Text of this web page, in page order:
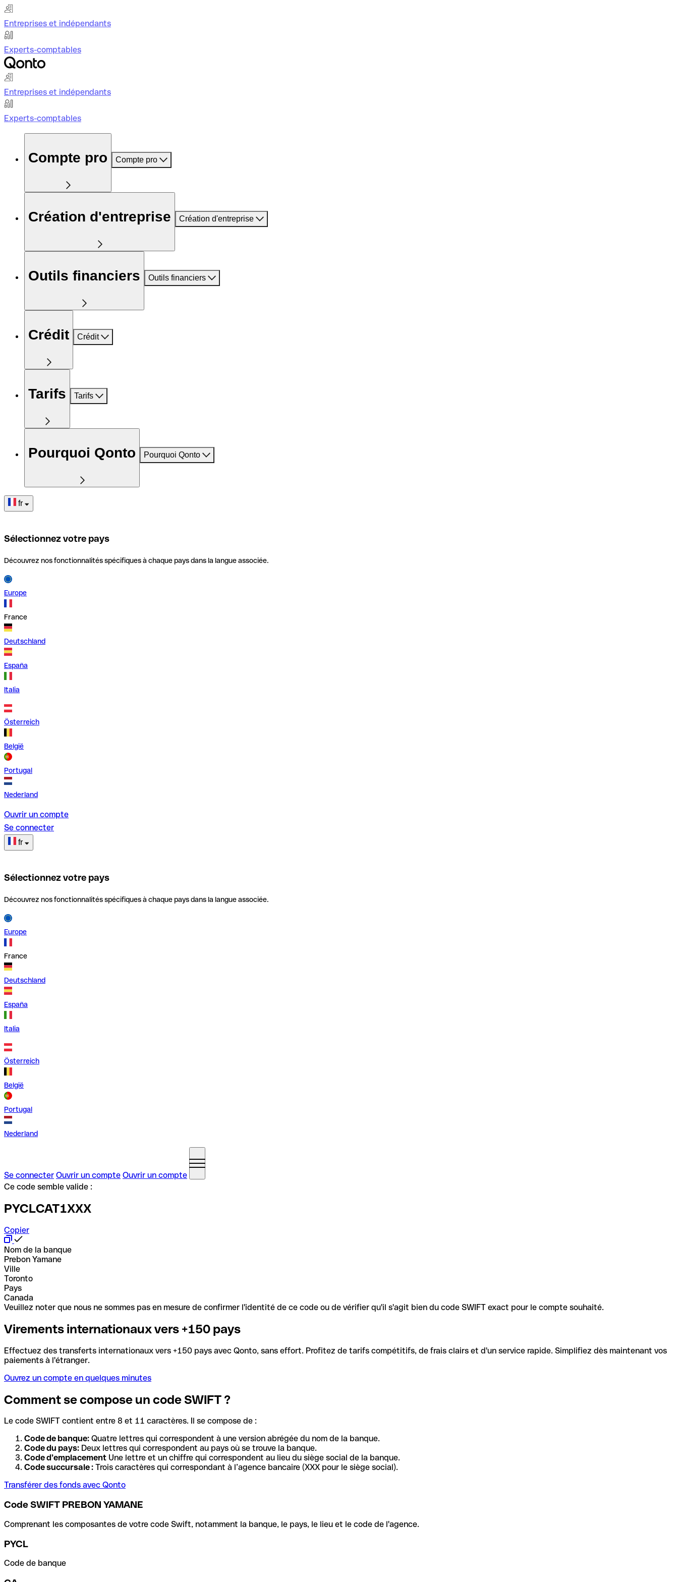
Entreprises et indépendants
Experts-comptables
Entreprises et indépendants
Experts-comptables
Compte pro Compte pro
Création d'entreprise Création d'entreprise
Outils financiers Outils financiers
Crédit Crédit
Tarifs Tarifs
Pourquoi Qonto Pourquoi Qonto
fr
Sélectionnez votre pays
Découvrez nos fonctionnalités spécifiques à chaque pays dans la langue associée.
Europe
France
Deutschland
España
Italia
Österreich
België
Portugal
Nederland
Ouvrir un compte
Se connecter
fr
Sélectionnez votre pays
Découvrez nos fonctionnalités spécifiques à chaque pays dans la langue associée.
Europe
France
Deutschland
España
Italia
Österreich
België
Portugal
Nederland
Se connecter Ouvrir un compte Ouvrir un compte
Ce code semble valide :
PYCLCAT1XXX
Copier
Nom de la banque
Prebon Yamane
Ville
Toronto
Pays
Canada
Veuillez noter que nous ne sommes pas en mesure de confirmer l'identité de ce code ou de vérifier qu'il s'agit bien du code SWIFT exact pour le compte souhaité.
Virements internationaux vers +150 pays
Effectuez des transferts internationaux vers +150 pays avec Qonto, sans effort. Profitez de tarifs compétitifs, de frais clairs et d'un service rapide. Simplifiez dès maintenant vos
paiements à l'étranger.
Ouvrez un compte en quelques minutes
Comment se compose un code SWIFT ?
Le code SWIFT contient entre 8 et 11 caractères. Il se compose de :
Code de banque: Quatre lettres qui correspondent à une version abrégée du nom de la banque.
Code du pays: Deux lettres qui correspondent au pays où se trouve la banque.
Code d’emplacement Une lettre et un chiffre qui correspondent au lieu du siège social de la banque.
Code succursale : Trois caractères qui correspondant à l’agence bancaire (XXX pour le siège social).
Transférer des fonds avec Qonto
Code SWIFT PREBON YAMANE
Comprenant les composantes de votre code Swift, notamment la banque, le pays, le lieu et le code de l'agence.
PYCL
Code de banque